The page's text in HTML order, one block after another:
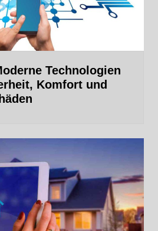
Technologien
Komfort und